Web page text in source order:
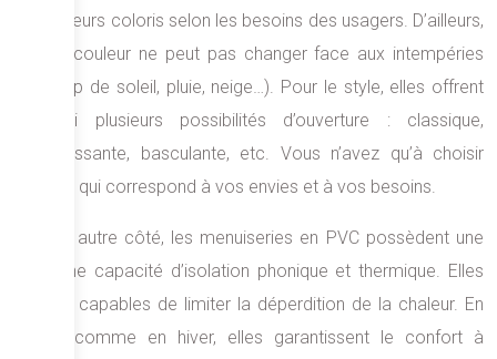
plusieurs coloris selon les besoins des usagers. D’ailleurs,
leur couleur ne peut pas changer face aux intempéries
(coup de soleil, pluie, neige…). Pour le style, elles offrent
aussi plusieurs possibilités d’ouverture : classique,
coulissante, basculante, etc. Vous n’avez qu’à choisir
celle qui correspond à vos envies et à vos besoins.
D’un autre côté, les menuiseries en PVC possèdent une
bonne capacité d’isolation phonique et thermique. Elles
sont capables de limiter la déperdition de la chaleur. En
été comme en hiver, elles garantissent le confort à